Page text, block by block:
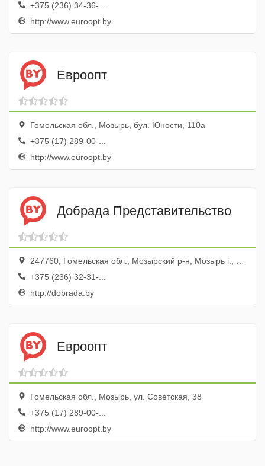
+375 (236) 34-36-...
http://www.euroopt.by
Евроопт
Гомельская обл., Мозырь, бул. Юности, 110а
+375 (17) 289-00-...
http://www.euroopt.by
Добрада Представительство
247760, Гомельская обл., Мозырский р-н, Мозырь г., ул. Фрунзе, 5, комн 3
+375 (236) 32-31-...
http://dobrada.by
Евроопт
Гомельская обл., Мозырь, ул. Советская, 38
+375 (17) 289-00-...
http://www.euroopt.by